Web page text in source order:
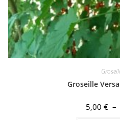
Groseille
5,00 € –